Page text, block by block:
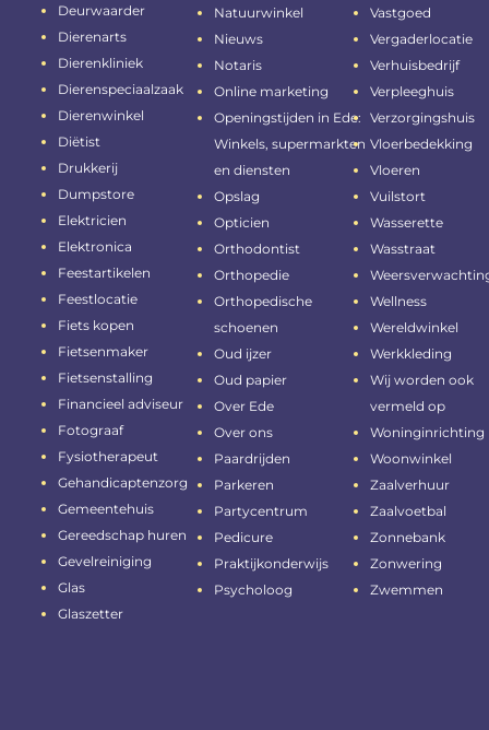
Deurwaarder
Dierenarts
Dierenkliniek
Dierenspeciaalzaak
Dierenwinkel
Diëtist
Drukkerij
Dumpstore
Elektricien
Elektronica
Feestartikelen
Feestlocatie
Fiets kopen
Fietsenmaker
Fietsenstalling
Financieel adviseur
Fotograaf
Fysiotherapeut
Gehandicaptenzorg
Gemeentehuis
Gereedschap huren
Gevelreiniging
Glas
Glaszetter
Natuurwinkel
Nieuws
Notaris
Online marketing
Openingstijden in Ede:
Winkels, supermarkten
en diensten
Opslag
Opticien
Orthodontist
Orthopedie
Orthopedische
schoenen
Oud ijzer
Oud papier
Over Ede
Over ons
Paardrijden
Parkeren
Partycentrum
Pedicure
Praktijkonderwijs
Psycholoog
Vastgoed
Vergaderlocatie
Verhuisbedrijf
Verpleeghuis
Verzorgingshuis
Vloerbedekking
Vloeren
Vuilstort
Wasserette
Wasstraat
Wellness
Wereldwinkel
Werkkleding
Wij worden ook
vermeld op
Woninginrichting
Woonwinkel
Zaalverhuur
Zaalvoetbal
Zonnebank
Zonwering
Zwemmen